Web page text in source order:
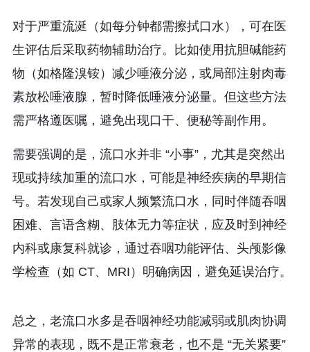
对于严重流涎（如每分钟都需擦拭口水），可在医
生评估后采取药物辅助治疗。比如使用抗胆碱能药
物（如格隆溴铵）减少唾液分泌，或局部注射肉毒
素放松唾液腺，暂时降低唾液分泌量。但这些方法
需严格遵医嘱，避免出现口干、便秘等副作用。
需要强调的是，流口水并非 “小事”，尤其是突然出
现或持续加重的流口水，可能是神经疾病的早期信
号。若发现自己或家人频繁流口水，同时伴随吞咽
困难、言语含糊、肢体无力等症状，应及时到神经
内科或康复科就诊，通过吞咽功能评估、头颅影像
学检查（如 CT、MRI）明确病因，避免延误治疗。
总之，老流口水多是吞咽神经功能减弱或肌肉协调
异常的表现，既不是正常衰老，也不是 “无关紧要”